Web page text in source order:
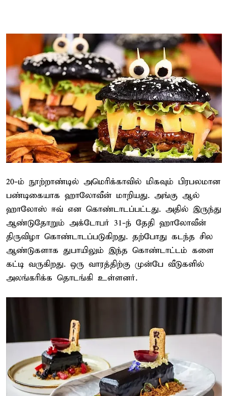
20-ம் நூற்றாண்டில் அமெரிக்காவில் மிகவும் பிரபலமான
பண்டிகையாக ஹாலோவீன் மாறியது. அங்கு ஆல்
ஹாலோஸ் ஈவ் என கொண்டாடப்பட்டது. அதில் இருந்து
ஆண்டுதோறும் அக்டோபர் 31-ந் தேதி ஹாலோவீன்
திருவிழா கொண்டாடப்படுகிறது. தற்போது கடந்த சில
ஆண்டுகளாக துபாயிலும் இந்த கொண்டாட்டம் களை
கட்டி வருகிறது. ஒரு வாரத்திற்கு முன்பே வீடுகளில்
அலங்கரிக்க தொடங்கி உள்ளனர்.